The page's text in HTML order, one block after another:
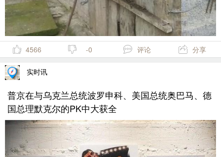
4566 -0 评论 分享
实时讯
普京在与乌克兰总统波罗申科、美国总统奥巴马、德
国总理默克尔的PK中大获全